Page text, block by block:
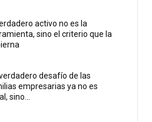
activo no es la
sino el criterio que la
desafío de las
empresarias ya no es
sino...